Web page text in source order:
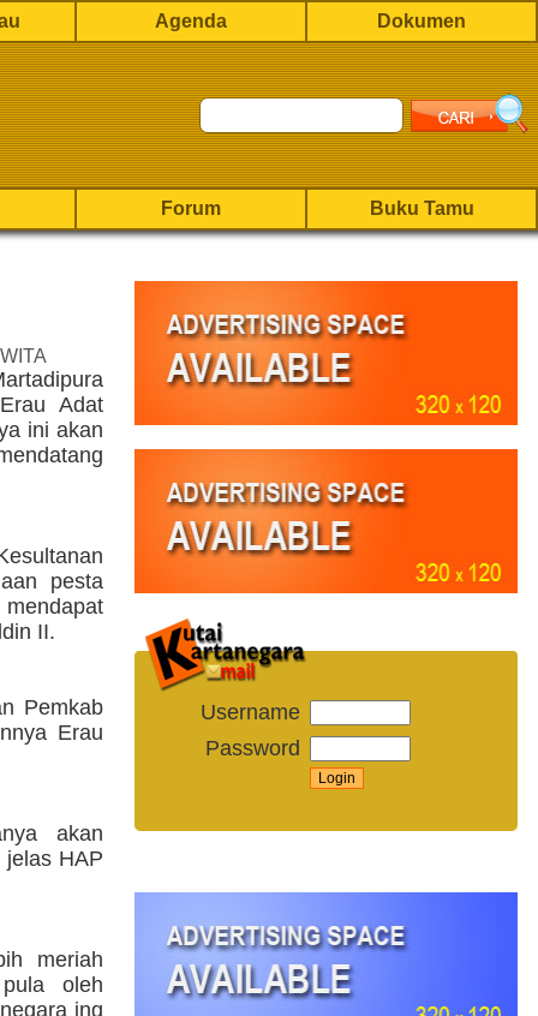
Agenda Dokumen
Forum Buku Tamu
Adat
ini akan
pesta
II.
Pemkab
Erau
akan
HAP
meriah
oleh
ing
Username
Password